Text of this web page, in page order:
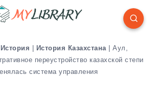
История | История Казахстана | Аул,
переустройство казахской степи
система управления